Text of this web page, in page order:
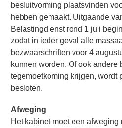
besluitvorming plaatsvinden
hebben gemaakt. Uitgaande
Belastingdienst rond 1 juli
zodat in ieder geval alle
bezwaarschriften voor 4
kunnen worden. Of ook andere
tegemoetkoming krijgen, wordt
besloten.
Afweging
Het kabinet moet een afweging